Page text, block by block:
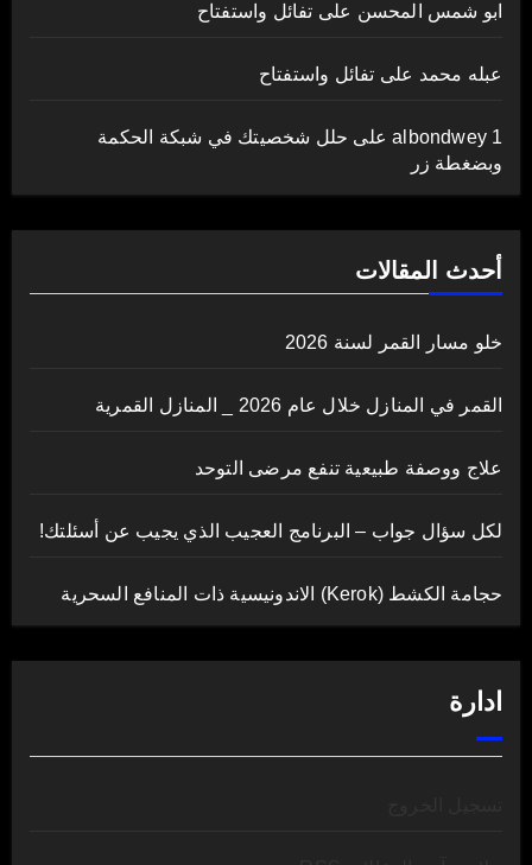
ابو شمس المحسن على تفائل واستفتاح
عبله محمد على تفائل واستفتاح
albondwey 1على حلل شخصيتك في شبكة الحكمة
وبضغطة زر
أحدث المقالات
خلو مسار القمر لسنة 2026
القمر في المنازل خلال عام 2026 _ المنازل القمرية
علاج ووصفة طبيعية تنفع مرضى التوحد
لكل سؤال جواب – البرنامج العجيب الذي يجيب عن أسئلتك!
حجامة الكشط (Kerok) الاندونيسية ذات المنافع السحرية
ادارة